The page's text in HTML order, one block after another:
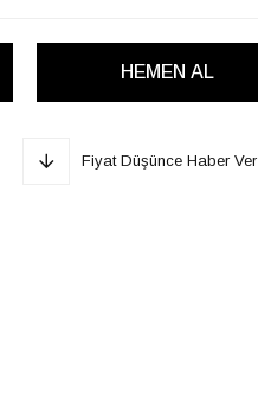
Fiyat Düşünce Haber Ver